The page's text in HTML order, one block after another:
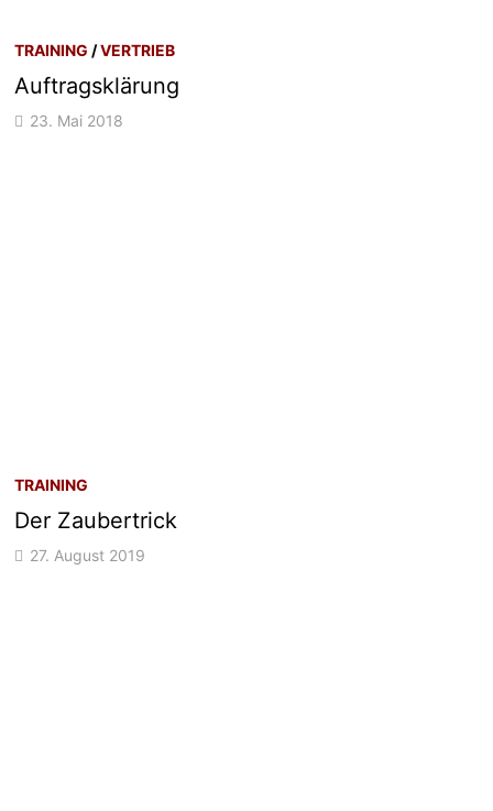
TRAINING /VERTRIEB
Auftragsklärung
23. Mai 2018
TRAINING
Der Zaubertrick
27. August 2019